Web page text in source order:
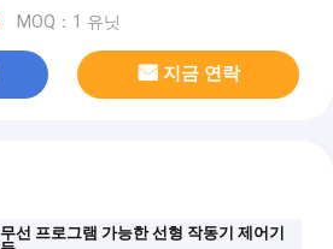
MOQ：1 유닛
지금 연락
무선 프로그램 가능한 선형 작동기 제어기